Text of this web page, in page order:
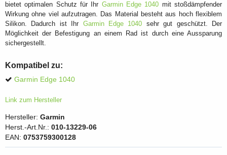
bietet optimalen Schutz für Ihr Garmin Edge 1040 mit stoßdämpfender
Wirkung ohne viel aufzutragen. Das Material besteht aus hoch flexiblem
Silikon. Dadurch ist Ihr Garmin Edge 1040 sehr gut geschützt. Der
Möglichkeit der Befestigung an einem Rad ist durch eine Aussparung
sichergestellt.
Kompatibel zu:
Garmin Edge 1040
Link zum Hersteller
Hersteller: Garmin
Herst.-Art.Nr.: 010-13229-06
EAN: 0753759300128